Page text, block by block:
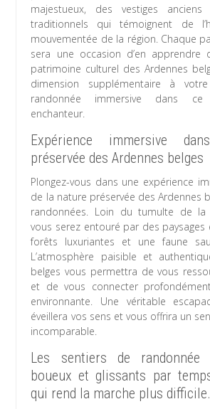
majestueux, des vestiges
traditionnels qui témoignent de
mouvementée de la région. Chaque
sera une occasion d’en apprendre
patrimoine culturel des Ardennes
dimension supplémentaire à
randonnée immersive dans
enchanteur.
Expérience immersive
préservée des Ardennes belges
Plongez-vous dans une expérience
de la nature préservée des Ardennes
randonnées. Loin du tumulte de la
vous serez entouré par des paysages
forêts luxuriantes et une faune
L’atmosphère paisible et
belges vous permettra de vous
et de vous connecter
environnante. Une véritable
éveillera vos sens et vous offrira un
incomparable.
Les sentiers de randonnée
boueux et glissants par
qui rend la marche plus difficile.